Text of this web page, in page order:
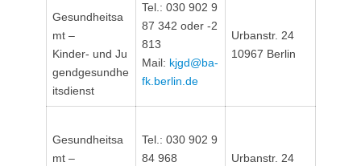
Gesundheitsa
mt –
Kinder- und Ju
gendgesundhe
itsdienst
Tel.: 030 902 9
87 342 oder -2
813
Mail: kjgd@ba-
fk.berlin.de
Urbanstr. 24
10967 Berlin
Gesundheitsa
mt –
Tel.: 030 902 9
84 968
Urbanstr. 24